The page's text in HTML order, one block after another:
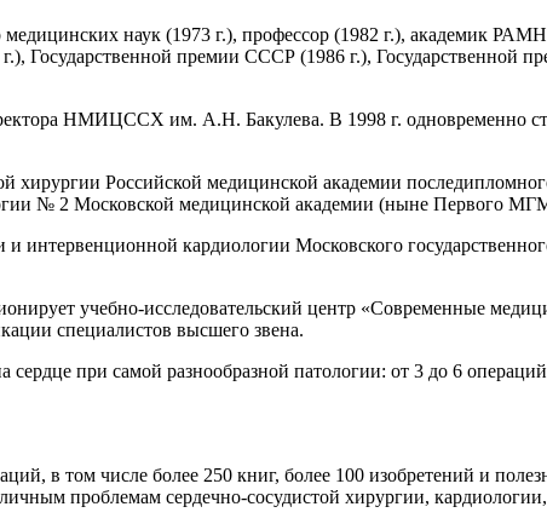
наук (1973 г.), профессор (1982 г.), академик
Государственной премии СССР (1986 г.), Государственной
НМИЦССХ им. А.Н. Бакулева. В 1998 г. одновременно
хирургии Российской медицинской академии
№ 2 Московской медицинской академии (ныне
и интервенционной кардиологии Московского
учебно-исследовательский центр «Современные
специалистов высшего звена.
при самой разнообразной патологии: от 3 до 6
в том числе более 250 книг, более 100 изобретений и
проблемам сердечно-сосудистой хирургии,